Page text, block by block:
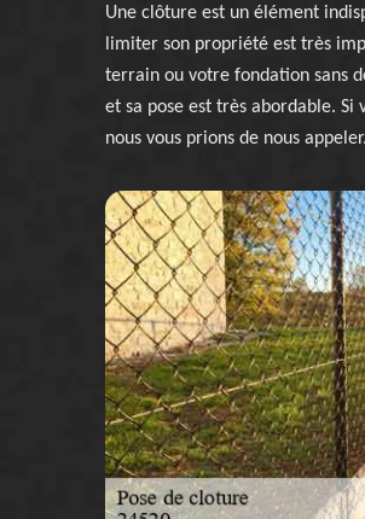
Une clôture est un élément
limiter son propriété est très
terrain ou votre fondation sans
et sa pose est très abordable. Si
nous vous prions de nous appeler.